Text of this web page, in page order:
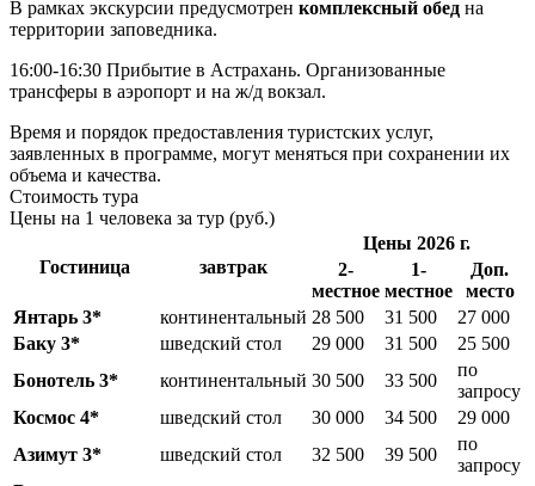
В рамках экскурсии предусмотрен комплексный обед на
территории заповедника.
16:00-16:30 Прибытие в Астрахань. Организованные
трансферы в аэропорт и на ж/д вокзал.
Время и порядок предоставления туристских услуг,
заявленных в программе, могут меняться при сохранении их
объема и качества.
Стоимость тура
Цены на 1 человека за тур (руб.)
Гостиница завтрак
Цены 2026 г.
2-
местное
1-
местное
Доп.
место
Янтарь 3*
континентальный 28 500 31 500
27 000
Баку 3*
шведский стол 29 000 31 500
25 500
Бонотель 3*
континентальный 30 500 33 500
по
запросу
Космос 4*
шведский стол 30 000 34 500
29 000
Азимут 3*
шведский стол 32 500 39 500
по
запросу